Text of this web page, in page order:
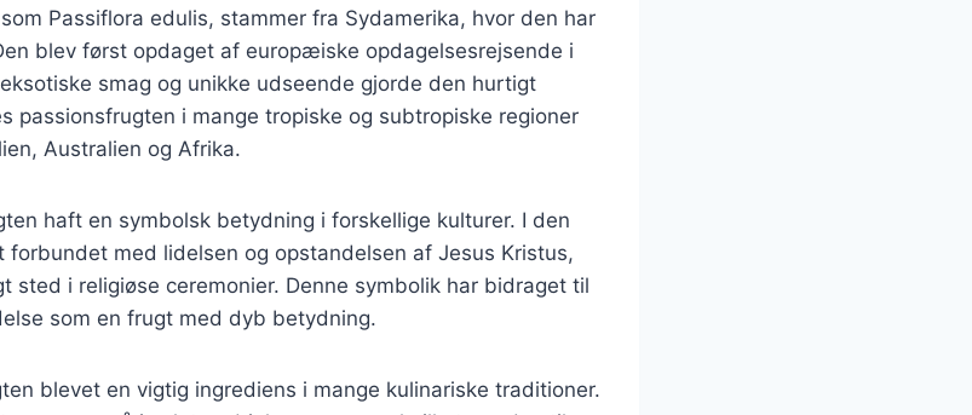
Passiflora edulis, stammer fra Sydamerika, hvor den har
blev først opdaget af europæiske opdagelsesrejsende i
smag og unikke udseende gjorde den hurtigt
passionsfrugten i mange tropiske og subtropiske regioner
Australien og Afrika.
haft en symbolsk betydning i forskellige kulturer. I den
med lidelsen og opstandelsen af Jesus Kristus,
sted i religiøse ceremonier. Denne symbolik har bidraget til
som en frugt med dyb betydning.
blevet en vigtig ingrediens i mange kulinariske traditioner.